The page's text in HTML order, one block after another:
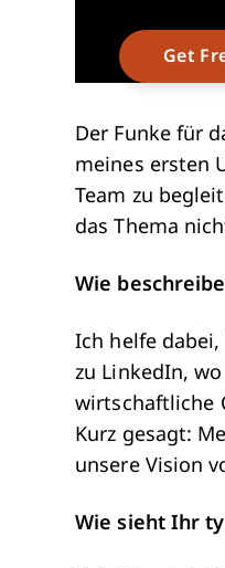
Der Funke für
meines ersten
Team zu
das Thema
Wie
Ich helfe
zu LinkedIn,
wirtschaftliche
Kurz gesagt:
unsere Vision
Wie sieht Ihr